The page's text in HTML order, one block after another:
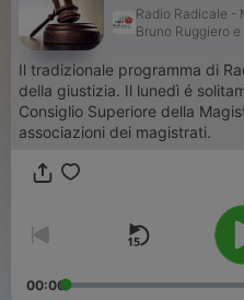
Radio Radicale -
Bruno Ruggiero
Il tradizionale programma di
della giustizia. Il lunedì é
Consiglio Superiore della
associazioni dei magistrati.
00:00